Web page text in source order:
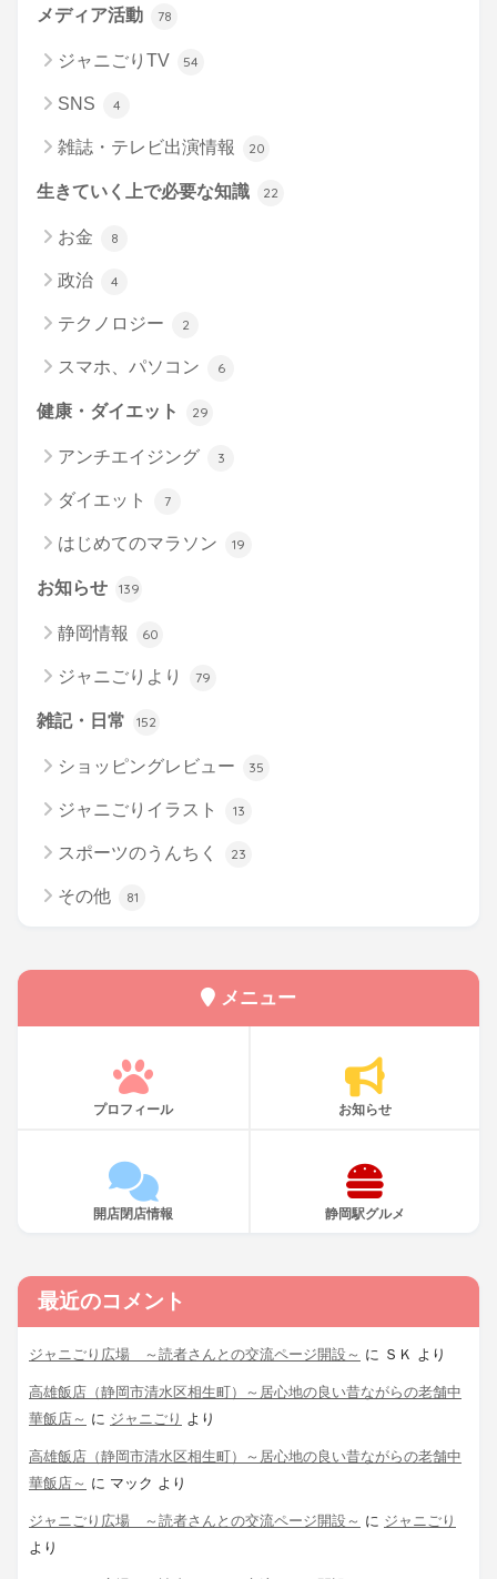
メディア活動 78
ジャニごりTV 54
SNS 4
雑誌・テレビ出演情報 20
生きていく上で必要な知識 22
お金 8
政治 4
テクノロジー 2
スマホ、パソコン 6
健康・ダイエット 29
アンチエイジング 3
ダイエット 7
はじめてのマラソン 19
お知らせ 139
静岡情報 60
ジャニごりより 79
雑記・日常 152
ショッピングレビュー 35
ジャニごりイラスト 13
スポーツのうんちく 23
その他 81
メニュー
プロフィール お知らせ
開店閉店情報 静岡駅グルメ
最近のコメント
ジャニごり広場 ～読者さんとの交流ページ開設～ に ＳＫ より
高雄飯店（静岡市清水区相生町）～居心地の良い昔ながらの老舗中
華飯店～ に ジャニごり より
高雄飯店（静岡市清水区相生町）～居心地の良い昔ながらの老舗中
華飯店～ に マック より
ジャニごり広場 ～読者さんとの交流ページ開設～ に ジャニごり
より